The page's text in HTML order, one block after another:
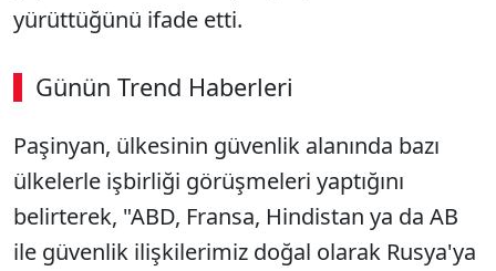
yürüttüğünü ifade etti.
Günün Trend Haberleri
Paşinyan, ülkesinin güvenlik alanında bazı
ülkelerle işbirliği görüşmeleri yaptığını
belirterek, "ABD, Fransa, Hindistan ya da AB
ile güvenlik ilişkilerimiz doğal olarak Rusya'ya